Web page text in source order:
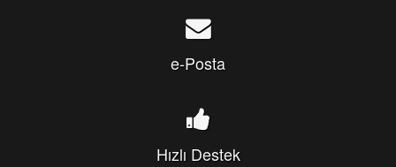
e-Posta
Hızlı Destek